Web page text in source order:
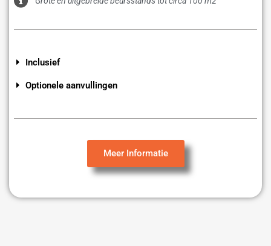
Inclusief
Optionele aanvullingen
Meer Informatie